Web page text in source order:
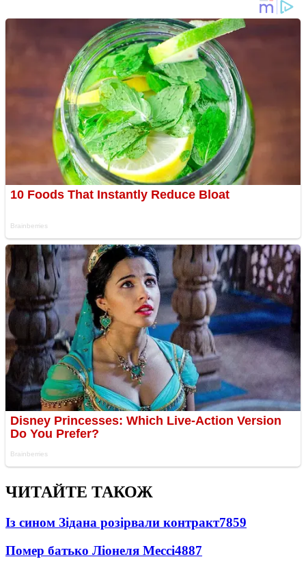
ЧИТАЙТЕ ТАКОЖ
Із сином Зідана розірвали контракт7859
Помер батько Ліонеля Мессі4887